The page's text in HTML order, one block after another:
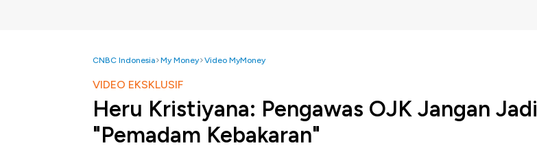
CNBC Indonesia My Money Video MyMoney
VIDEO EKSKLUSIF
Heru Kristiyana: Pengawas OJK Jangan Jadi
"Pemadam Kebakaran"